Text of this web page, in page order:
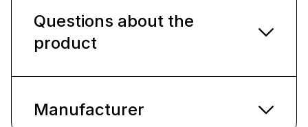
Questions about the
product
Manufacturer